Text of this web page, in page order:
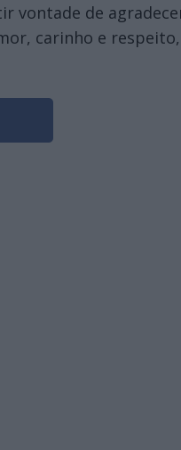
vontade de
carinho e